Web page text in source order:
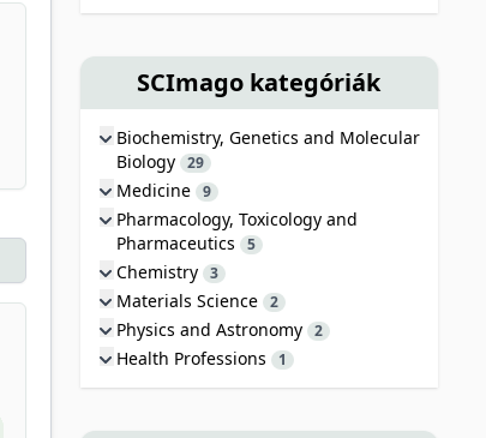
SCImago kategóriák
Biochemistry, Genetics and Molecular
Biology 29
Medicine 9
Pharmacology, Toxicology and
Pharmaceutics
5
Chemistry 3
Materials Science 2
Physics and Astronomy 2
Health Professions 1